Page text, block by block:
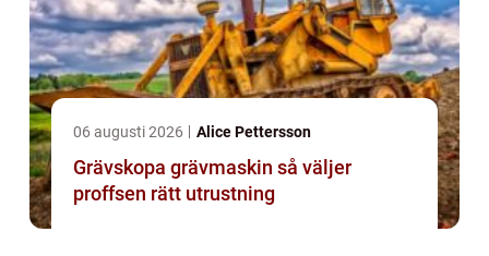
06 augusti 2026 Alice Pettersson
Grävskopa grävmaskin så väljer
proffsen rätt utrustning